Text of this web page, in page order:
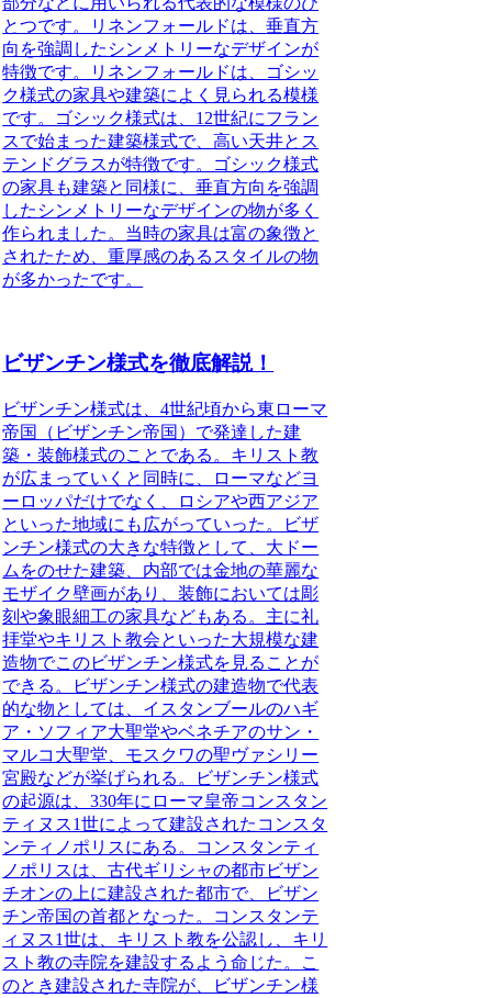
とつです。リネンフォールドは、垂直方
向を強調したシンメトリーなデザインが
特徴です。リネンフォールドは、
ゴシッ
ク様式の家具や建築によく見られる模様
です。ゴシック様式は、12世紀にフラン
スで始まった建築様式で、高い天井とス
テンドグラスが特徴です。ゴシック様式
の家具も建築と同様に、垂直方向を強調
したシンメトリーなデザインの物が多く
作られました。当時の家具は富の象徴と
されたため、重厚感のあるスタイルの物
が多かったです。
ビザンチン様式を徹底解説！
ビザンチン様式は、4世紀頃から東ローマ
帝国（ビザンチン帝国）で発達した建
築・装飾様式のことである。 キリスト教
が広まっていくと同時に、ローマなどヨ
ーロッパだけでなく、ロシアや西アジア
といった地域にも広がっていった。ビザ
ンチン様式の大きな特徴として、 大ドー
ムをのせた建築、内部では金地の華麗な
モザイク壁画があり、装飾においては彫
刻や象眼細工の家具などもある。 主に礼
拝堂やキリスト教会といった大規模な建
造物でこのビザンチン様式を見ることが
できる。ビザンチン様式の建造物で代表
的な物としては、イスタンブールのハギ
ア・ソフィア大聖堂やベネチアのサン・
マルコ大聖堂、モスクワの聖ヴァシリー
宮殿などが挙げられる。ビザンチン様式
の起源は、330年にローマ皇帝コンスタン
ティヌス1世によって建設されたコンスタ
ンティノポリスにある。コンスタンティ
ノポリスは、古代ギリシャの都市ビザン
チオンの上に建設された都市で、ビザン
チン帝国の首都となった。コンスタンテ
ィヌス1世は、キリスト教を公認し、キリ
スト教の寺院を建設するよう命じた。こ
のとき建設された寺院が、ビザンチン様